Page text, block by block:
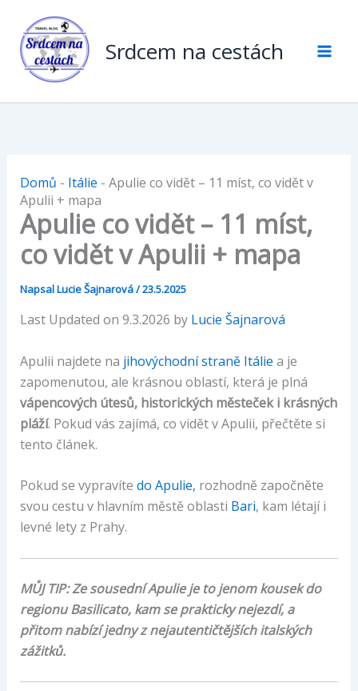
obsah
Srdcem na cestách
Domů - Itálie - Apulie co vidět – 11 míst, co vidět v
Apulii + mapa
Apulie co vidět – 11 míst,
co vidět v Apulii + mapa
NapsalLucie Šajnarová/23.5.2025
Last Updated on 9.3.2026 by Lucie Šajnarová
Apulii najdete na jihovýchodní straně Itálie a je
zapomenutou, ale krásnou oblastí, která je plná
vápencových útesů, historických městeček i krásných
pláží. Pokud vás zajímá, co vidět v Apulii, přečtěte si
tento článek.
Pokud se vypravíte do Apulie, rozhodně započněte
svou cestu v hlavním městě oblasti Bari, kam létají i
levné lety z Prahy.
MŮJ TIP: Ze sousední Apulie je to jenom kousek do
regionu Basilicato, kam se prakticky nejezdí, a
přitom nabízí jedny z nejautentičtějších italských
zážitků.